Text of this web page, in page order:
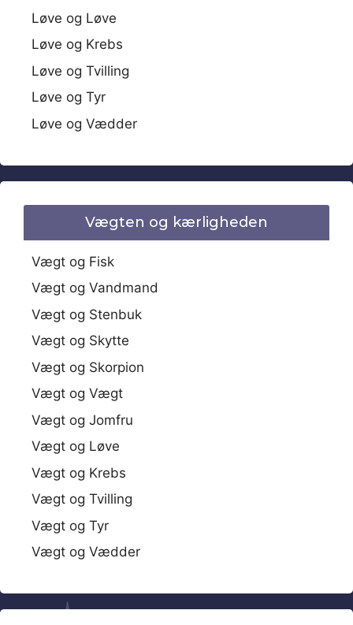
Løve og Løve
Løve og Krebs
Løve og Tvilling
Løve og Tyr
Løve og Vædder
Vægten og kærligheden
Vægt og Fisk
Vægt og Vandmand
Vægt og Stenbuk
Vægt og Skytte
Vægt og Skorpion
Vægt og Vægt
Vægt og Jomfru
Vægt og Løve
Vægt og Krebs
Vægt og Tvilling
Vægt og Tyr
Vægt og Vædder